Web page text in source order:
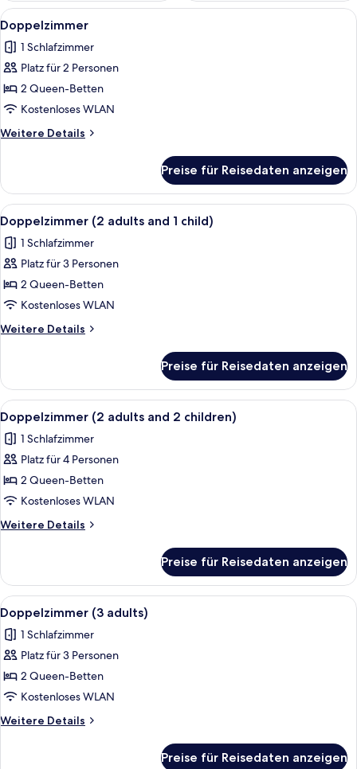
Alle
Fotos
für
Doppelzimmer
anzeigen
Ein Hotelzimmer mit zwei Betten,
4
Doppelzimmer
1 Schlafzimmer
Platz für 2 Personen
2 Queen-Betten
Kostenloses WLAN
Weitere Details
Weitere
Preise für Reisedaten anzeigen
Alle
Fotos
für
Doppelzimmer
(2
adults
and
1
anzeigen
Ein Hotelzimmer mit zwei Betten,
4
Doppelzimmer (2 adults and 1 child)
1 Schlafzimmer
Platz für 3 Personen
2 Queen-Betten
Kostenloses WLAN
Weitere Details
Weitere
(2
adults
and
child)
Preise für Reisedaten anzeigen
Alle
Fotos
für
Doppelzimmer
(2
adults
and
2
anzeigen
Ein Hotelzimmer mit zwei Betten,
4
Doppelzimmer (2 adults and 2 children)
1 Schlafzimmer
Platz für 4 Personen
2 Queen-Betten
Kostenloses WLAN
Weitere Details
Weitere
(2
adults
and
children)
Preise für Reisedaten anzeigen
Alle
Fotos
für
Doppelzimmer
(3
adults)
anzeigen
Ein Hotelzimmer mit zwei Betten,
4
Doppelzimmer (3 adults)
1 Schlafzimmer
Platz für 3 Personen
2 Queen-Betten
Kostenloses WLAN
Weitere Details
Weitere
Preise für Reisedaten anzeigen